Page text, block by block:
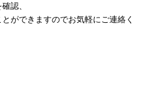
認、
ができますのでお気軽にご連絡く